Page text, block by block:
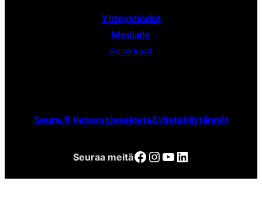
Yhteystiedot
Medialle
Asiakkaat
Seure.fi tietosuojaselosteEvästekäytännöt
Seuraa meitäFacebook Instagram YouTube LinkedIn